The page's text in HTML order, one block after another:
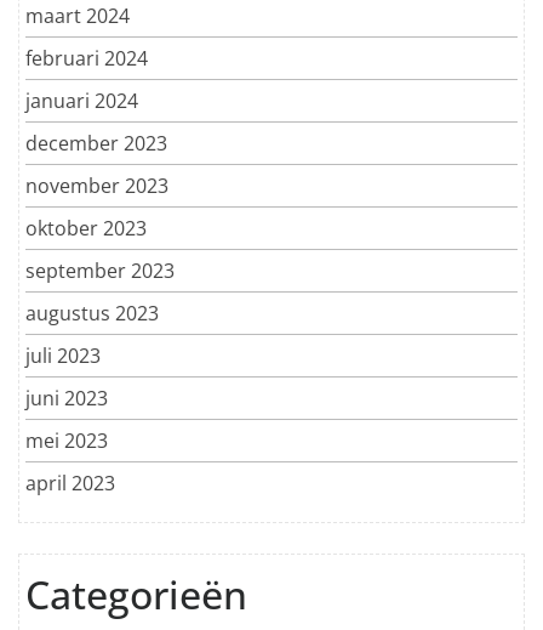
maart 2024
februari 2024
januari 2024
december 2023
november 2023
oktober 2023
september 2023
augustus 2023
juli 2023
juni 2023
mei 2023
april 2023
Categorieën